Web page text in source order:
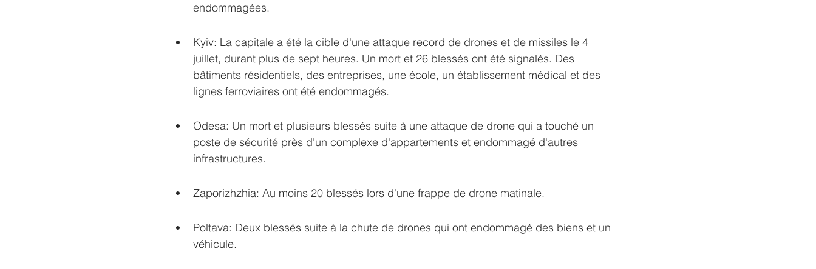
endommagées.
Kyiv: La capitale a été la cible d'une attaque record de drones et de missiles le 4
juillet, durant plus de sept heures. Un mort et 26 blessés ont été signalés. Des
bâtiments résidentiels, des entreprises, une école, un établissement médical et des
lignes ferroviaires ont été endommagés.
Odesa: Un mort et plusieurs blessés suite à une attaque de drone qui a touché un
poste de sécurité près d'un complexe d'appartements et endommagé d'autres
infrastructures.
Zaporizhzhia: Au moins 20 blessés lors d'une frappe de drone matinale.
Poltava: Deux blessés suite à la chute de drones qui ont endommagé des biens et un
véhicule.